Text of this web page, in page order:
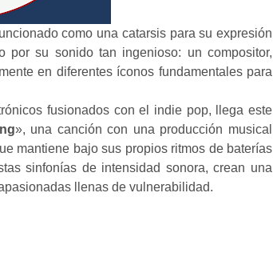
como una catarsis para su expresión
por su sonido tan ingenioso: un compositor,
en diferentes íconos fundamentales para
fusionados con el indie pop, llega este
», una canción con una producción musical
mantiene bajo sus propios ritmos de baterías
sinfonías de intensidad sonora, crean una
llenas de vulnerabilidad.